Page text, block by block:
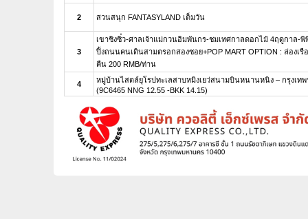
2 สวนสนุก FANTASYLAND เต็มวัน
3
เขาชิงซิ๋ว-ศาลเจ้าแม่กวนอิมพันกร-ชมเทศกาลดอกไม้ 4ฤดูกาล-
ปิ้งถนนคนเดินสามตรอกสองซอย+POP MART OPTION : ล่องเรื
คืน 200 RMB/ท่าน
4
หมู่บ้านไสตล์ยุโรปทะเลสาบหมิงเยว่สนามบินหนานหนิง – กรุงเ
(9C6465 NNG 12.55 -BKK 14.15)